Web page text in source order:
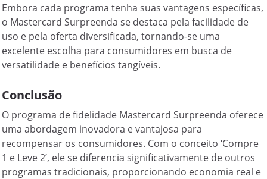
Embora cada programa tenha suas vantagens específicas,
o Mastercard Surpreenda se destaca pela facilidade de
uso e pela oferta diversificada, tornando-se uma
excelente escolha para consumidores em busca de
versatilidade e benefícios tangíveis.
Conclusão
O programa de fidelidade Mastercard Surpreenda oferece
uma abordagem inovadora e vantajosa para
recompensar os consumidores. Com o conceito ‘Compre
1 e Leve 2’, ele se diferencia significativamente de outros
programas tradicionais, proporcionando economia real e